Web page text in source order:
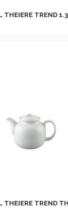
THEIERE TREND
THEIERE TREND